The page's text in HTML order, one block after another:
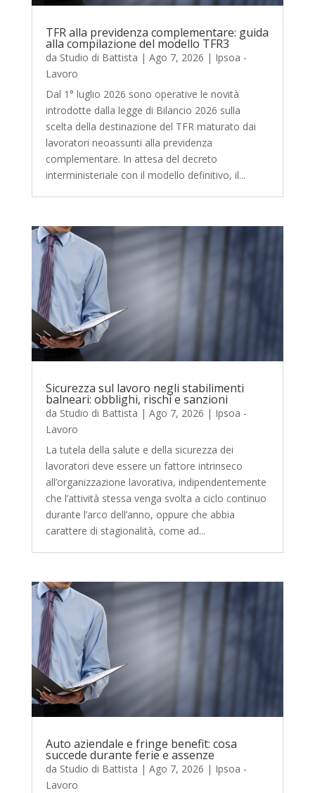
TFR alla previdenza complementare: guida
alla compilazione del modello TFR3
da Studio di Battista | Ago 7, 2026 | Ipsoa -
Lavoro
Dal 1° luglio 2026 sono operative le novità
introdotte dalla legge di Bilancio 2026 sulla
scelta della destinazione del TFR maturato dai
lavoratori neoassunti alla previdenza
complementare. In attesa del decreto
interministeriale con il modello definitivo, il...
Sicurezza sul lavoro negli stabilimenti
balneari: obblighi, rischi e sanzioni
da Studio di Battista | Ago 7, 2026 | Ipsoa -
Lavoro
La tutela della salute e della sicurezza dei
lavoratori deve essere un fattore intrinseco
all’organizzazione lavorativa, indipendentemente
che l’attività stessa venga svolta a ciclo continuo
durante l’arco dell’anno, oppure che abbia
carattere di stagionalità, come ad...
Auto aziendale e fringe benefit: cosa
succede durante ferie e assenze
da Studio di Battista | Ago 7, 2026 | Ipsoa -
Lavoro